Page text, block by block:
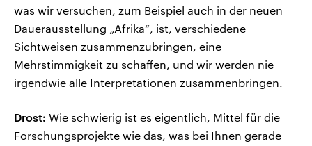
was wir versuchen, zum Beispiel auch in der neuen
Dauerausstellung „Afrika“, ist, verschiedene
Sichtweisen zusammenzubringen, eine
Mehrstimmigkeit zu schaffen, und wir werden nie
irgendwie alle Interpretationen zusammenbringen.
Drost: Wie schwierig ist es eigentlich, Mittel für die
Forschungsprojekte wie das, was bei Ihnen gerade